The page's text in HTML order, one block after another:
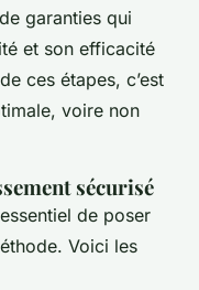
garanties qui
et son efficacité
ces étapes, c’est
voire non
sécurisé
de poser
Voici les